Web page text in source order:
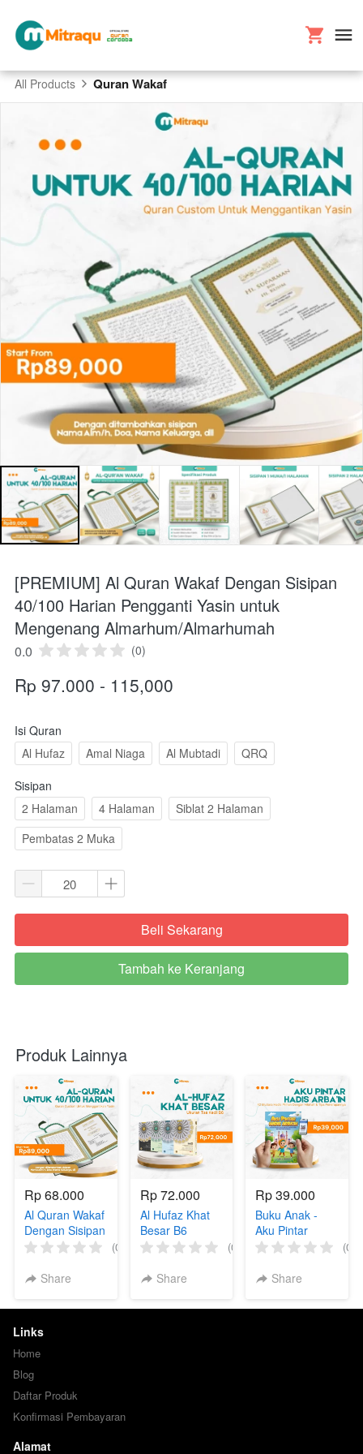
All Products Quran Wakaf
[PREMIUM] Al Quran Wakaf Dengan Sisipan
40/100 Harian Pengganti Yasin untuk
Mengenang Almarhum/Almarhumah
0.0 (0)
Rp 97.000 - 115,000
Isi Quran
Al Hufaz
Amal Niaga Al Mubtadi
QRQ
Sisipan
2 Halaman
4 Halaman
Siblat 2 Halaman
Pembatas 2 Muka
`Beli Sekarang
`
Tambah ke Keranjang
Produk Lainnya
Rp 68.000
Al Quran Wakaf
Dengan Sisipan
40/100 Harian
untuk
Almarhum/Almarhumah
(0)
Share
Rp 72.000
Al Hufaz Khat
Besar B6
(0)
Share
Rp 39.000
Buku Anak -
Aku Pintar
Hadis Arba'in
(0)
Share
Links
Home
Blog
Daftar Produk
Konfirmasi Pembayaran
Alamat